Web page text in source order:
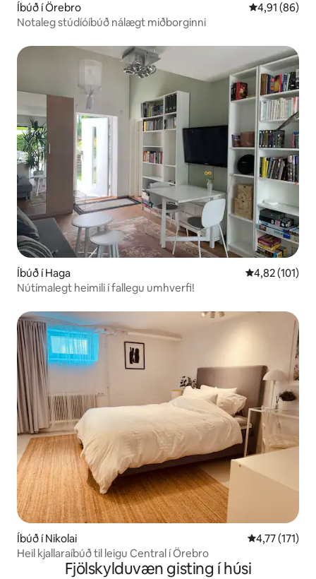
Íbúð í Örebro 4,91 af 5 í
4,91 (86)
Notaleg stúdíóíbúð nálægt miðborginni
Íbúð í Haga 4,82 af 5 í
4,82 (101)
Nútímalegt heimili í fallegu umhverfi!
Íbúð í Nikolai 4,77 af 5 í
4,77 (171)
Heil kjallaraíbúð til leigu Central í Örebro
Fjölskylduvæn gisting í húsi